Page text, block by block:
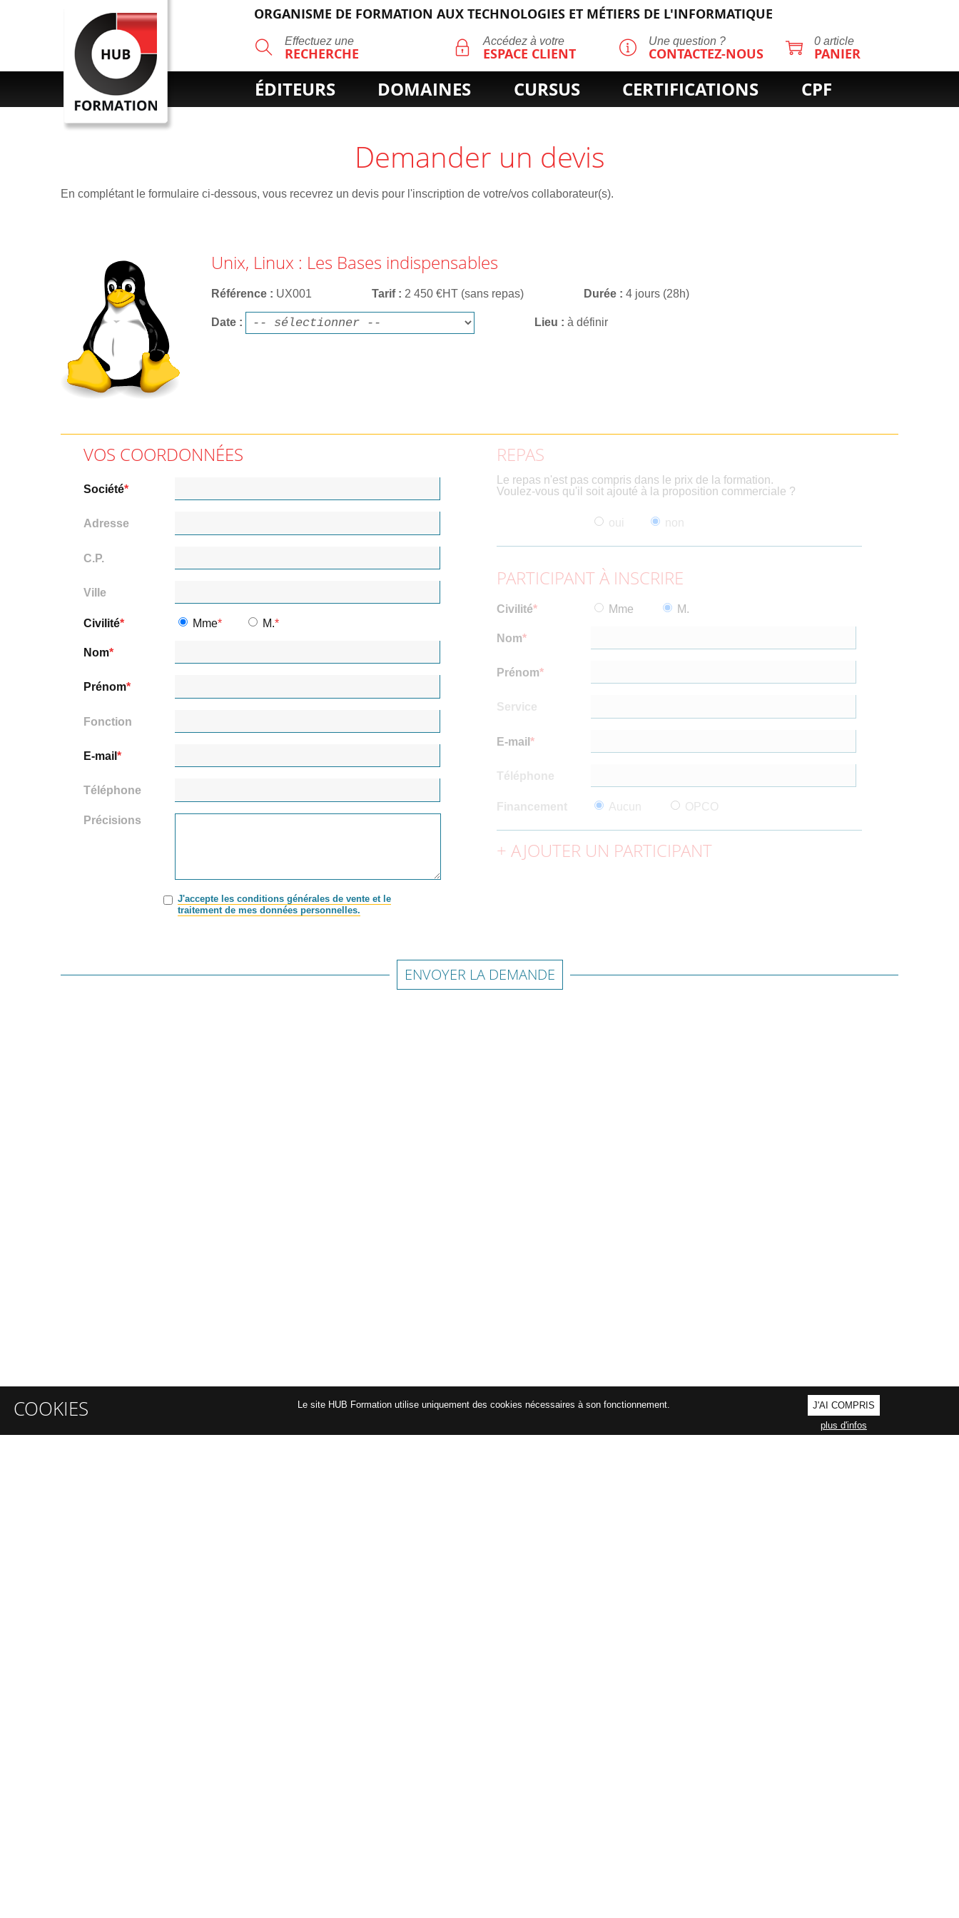
ORGANISME DE FORMATION AUX TECHNOLOGIES ET MÉTIERS DE L'INFORMATIQUE
Effectuez une
RECHERCHE
RECHERCHE Accédez à votre
ESPACE CLIENT
Une question ?
CONTACTEZ-NOUS
0 article
PANIER
ÉDITEURS DOMAINES CURSUS CERTIFICATIONS CPF
Demander un devis
En complétant le formulaire ci-dessous, vous recevrez un devis pour l'inscription de votre/vos collaborateur(s).
Unix, Linux : Les Bases indispensables
Référence UX001 Tarif 2 450 €HT (sans repas) Durée 4 jours (28h)
Date Lieu à définir
VOS COORDONNÉES
Société
Adresse
C.P.
Ville
Civilité Mme M.
Nom
Prénom
Fonction
E-mail
Téléphone
Précisions
J'accepte les conditions générales de vente et le
traitement de mes données personnelles.
REPAS
Le repas n'est pas compris dans le prix de la formation.
Voulez-vous qu'il soit ajouté à la proposition commerciale ?
oui non
PARTICIPANT À INSCRIRE
Civilité Mme M.
Nom
Prénom
Service
E-mail
Téléphone
Financement Aucun OPCO
AJOUTER UN PARTICIPANT
ENVOYER LA DEMANDE
COOKIES Le site HUB Formation utilise uniquement des cookies nécessaires à son fonctionnement.
J'AI COMPRIS
plus d'infos